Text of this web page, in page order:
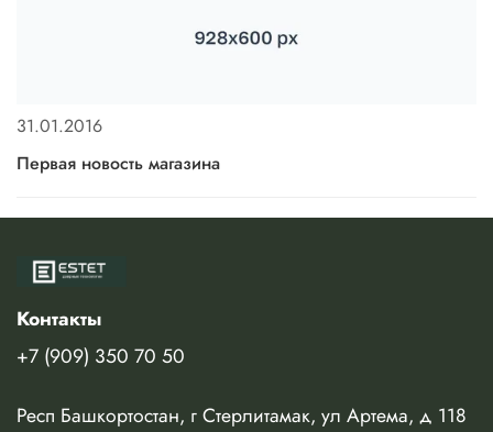
31.01.2016
Первая новость магазина
Контакты
+7 (909) 350 70 50
Респ Башкортостан, г Стерлитамак, ул Артема, д 118